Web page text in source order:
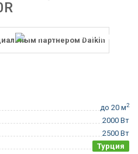
партнером Daikin
до 20 м2
2000 Вт
2500 Вт
Турция